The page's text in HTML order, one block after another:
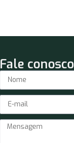
Fale conosco